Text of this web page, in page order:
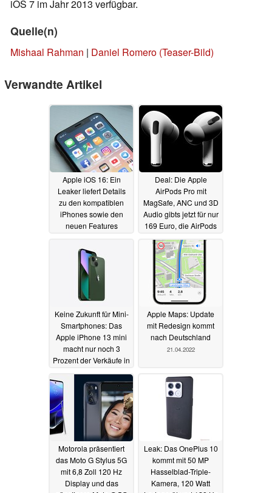
iOS 7 im Jahr 2013 verfügbar.
Quelle(n)
Mishaal Rahman | Daniel Romero (Teaser-Bild)
Verwandte Artikel
Apple iOS 16: Ein
Leaker liefert Details
zu den kompatiblen
iPhones sowie den
neuen Features
Deal: Die Apple
AirPods Pro mit
MagSafe, ANC und 3D
Audio gibts jetzt für nur
169 Euro, die AirPods
3 für 145 Euro
22.04.2022
Keine Zukunft für Mini-
Smartphones: Das
Apple iPhone 13 mini
macht nur noch 3
Prozent der Verkäufe in
den USA aus22.04.2022
Apple Maps: Update
mit Redesign kommt
nach Deutschland
21.04.2022
Motorola präsentiert
das Moto G Stylus 5G
mit 6,8 Zoll 120 Hz
Display und das
Leak: Das OnePlus 10
kommt mit 50 MP
Hasselblad-Triple-
Kamera, 120 Watt